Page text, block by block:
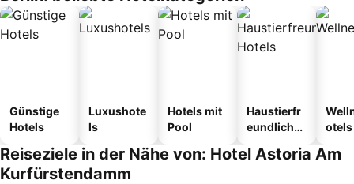
Günstige
Hotels
Luxushote
ls
Hotels mit
Pool
Haustierfr
eundliche
otels
Reiseziele in der Nähe von: Hotel Astoria Am
Kurfürstendamm